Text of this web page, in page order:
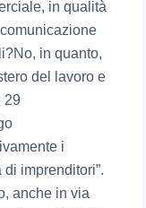
in qualità
in quanto,
del lavoro e
29
i
imprenditori”.
anche in via